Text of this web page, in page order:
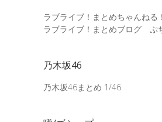
ラブライブ！まとめちゃんねる
ラブライブ！まとめブログ ぷ
乃木坂46
乃木坂46まとめ 1/46